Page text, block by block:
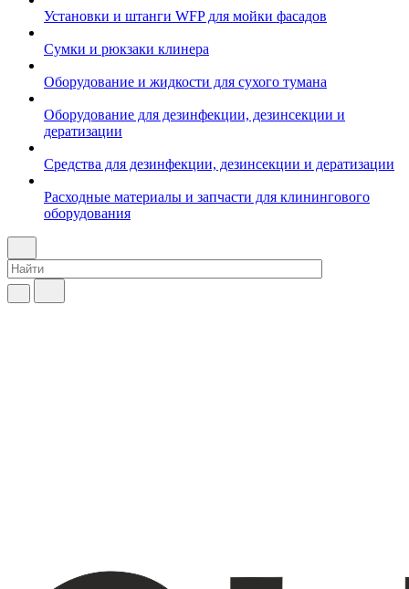
Установки и штанги WFP для мойки фасадов
Сумки и рюкзаки клинера
Оборудование и жидкости для сухого тумана
Оборудование для дезинфекции, дезинсекции и
дератизации
Средства для дезинфекции, дезинсекции и дератизации
Расходные материалы и запчасти для клинингового
оборудования